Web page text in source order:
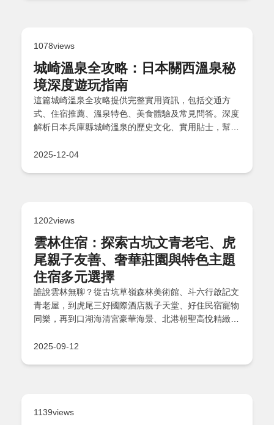
1078views
城崎溫泉全攻略：日本關西溫泉秘
境深度遊玩指南
這篇城崎溫泉全攻略提供完整實用資訊，包括交通方
式、住宿推薦、溫泉特色、美食體驗及常見問答。深度
解析日本兵庫縣城崎溫泉的歷史文化、實用貼士，幫助
2025-12-04
1202views
雲林住宿：探索古坑文青老宅、虎
尾親子友善、奢華莊園與特色主題
住宿多元選擇
誰說雲林無聊？從古坑草嶺森林美術館、斗六行啟記文
青老屋，到虎尾三好國際酒店親子天堂、好住民宿寵物
同樂，再到口湖海清宮豪華海景、北港朝聖高悅精緻住
些多元住宿體驗打破刻板印象，讓你大開眼界，立即規
2025-09-12
1139views